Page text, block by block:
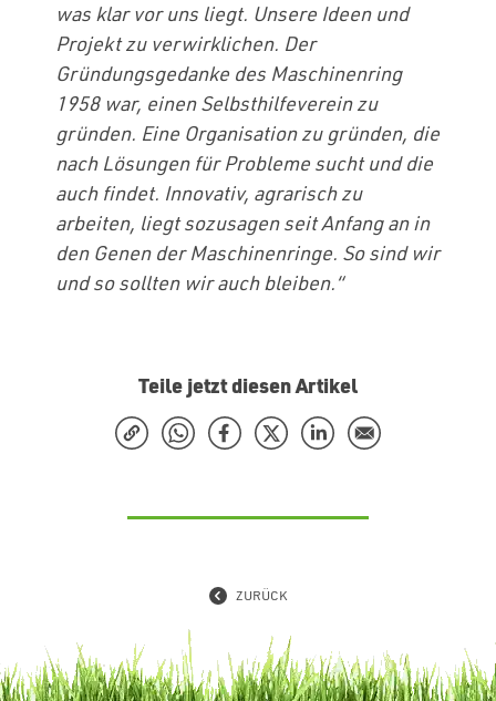
was klar vor uns liegt. Unsere Ideen und
Projekt zu verwirklichen. Der
Gründungsgedanke des Maschinenring
1958 war, einen Selbsthilfeverein zu
gründen. Eine Organisation zu gründen, die
nach Lösungen für Probleme sucht und die
auch findet. Innovativ, agrarisch zu
arbeiten, liegt sozusagen seit Anfang an in
den Genen der Maschinenringe. So sind wir
und so sollten wir auch bleiben.“
Teile jetzt diesen Artikel
ZURÜCK